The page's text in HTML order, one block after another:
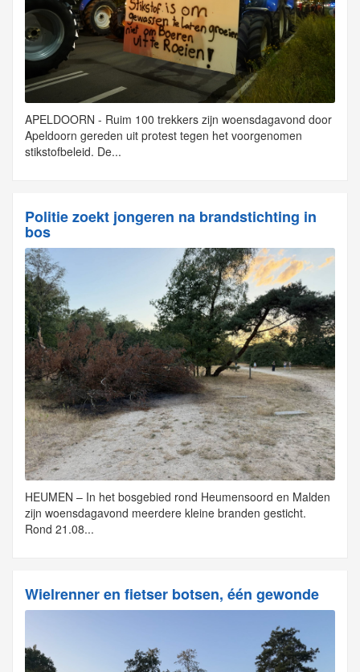
APELDOORN - Ruim 100 trekkers zijn woensdagavond door
Apeldoorn gereden uit protest tegen het voorgenomen
stikstofbeleid. De...
Politie zoekt jongeren na brandstichting in
bos
HEUMEN – In het bosgebied rond Heumensoord en Malden
zijn woensdagavond meerdere kleine branden gesticht.
Rond 21.08...
Wielrenner en fietser botsen, één gewonde